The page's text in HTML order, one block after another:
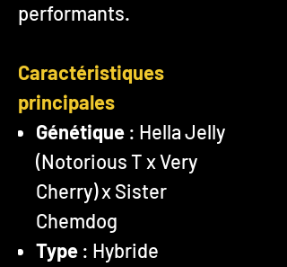
performants.
Caractéristiques
principales
Génétique : Hella Jelly
(Notorious T x Very
Cherry) x Sister
Chemdog
Type : Hybride